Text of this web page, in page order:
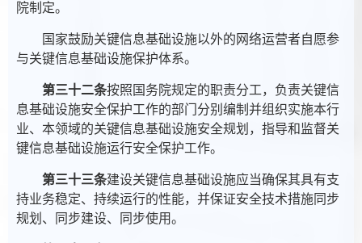
院制定。
国家鼓励关键信息基础设施以外的网络运营者自愿参
与关键信息基础设施保护体系。
第三十二条按照国务院规定的职责分工，负责关键信
息基础设施安全保护工作的部门分别编制并组织实施本行
业、本领域的关键信息基础设施安全规划，指导和监督关
键信息基础设施运行安全保护工作。
第三十三条建设关键信息基础设施应当确保其具有支
持业务稳定、持续运行的性能，并保证安全技术措施同步
规划、同步建设、同步使用。